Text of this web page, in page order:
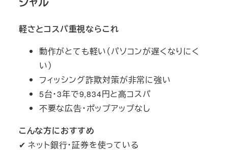
軽さとコスパ重視ならこれ
動作がとても軽い（パソコンが遅くなりにく
い）
フィッシング詐欺対策が非常に強い
5台・3年で9,834円と高コスパ
不要な広告・ポップアップなし
こんな方におすすめ
✔ ネット銀行・証券を使っている